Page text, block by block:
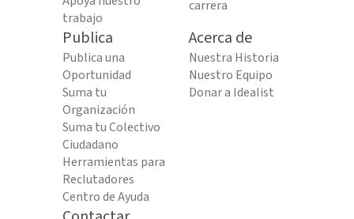
trabajo
carrera
Publica
Publica una
Oportunidad
Suma tu
Organización
Suma tu Colectivo
Ciudadano
Herramientas para
Reclutadores
Centro de Ayuda
Acerca de
Nuestra Historia
Nuestro Equipo
Donar a Idealist